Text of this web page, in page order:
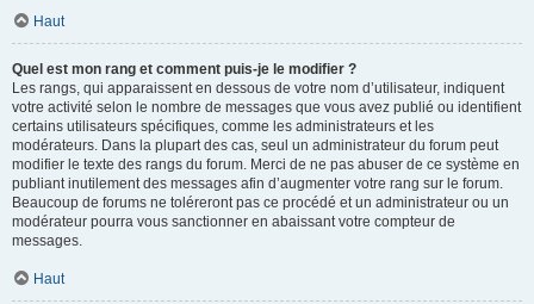
Haut
Quel est mon rang et comment puis-je le modifier ?
Les rangs, qui apparaissent en dessous de votre nom d’utilisateur, indiquent
votre activité selon le nombre de messages que vous avez publié ou identifient
certains utilisateurs spécifiques, comme les administrateurs et les
modérateurs. Dans la plupart des cas, seul un administrateur du forum peut
modifier le texte des rangs du forum. Merci de ne pas abuser de ce système en
publiant inutilement des messages afin d’augmenter votre rang sur le forum.
Beaucoup de forums ne toléreront pas ce procédé et un administrateur ou un
modérateur pourra vous sanctionner en abaissant votre compteur de
messages.
Haut